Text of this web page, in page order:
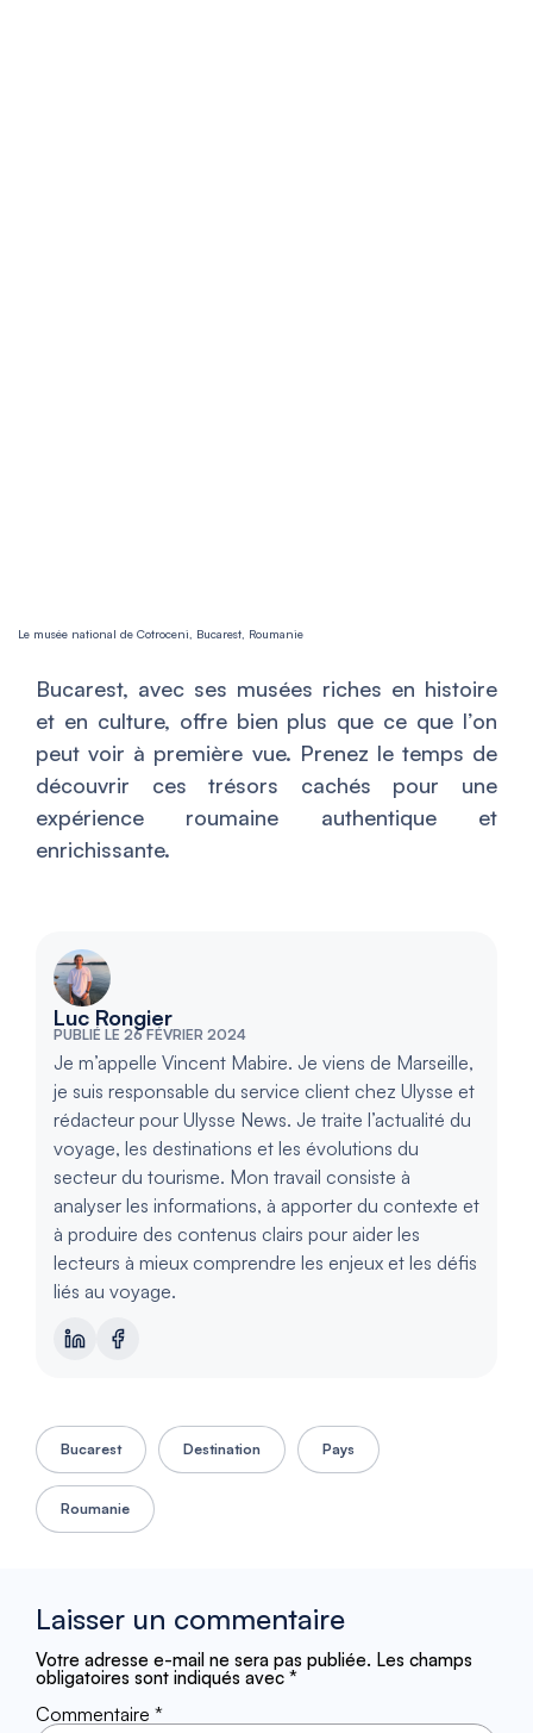
Le musée national de Cotroceni, Bucarest, Roumanie
Bucarest, avec ses musées riches en histoire
et en culture, offre bien plus que ce que l’on
peut voir à première vue. Prenez le temps de
découvrir ces trésors cachés pour une
expérience roumaine authentique et
enrichissante.
Luc Rongier
PUBLIÉ LE 26 FÉVRIER 2024
Je m’appelle Vincent Mabire. Je viens de Marseille,
je suis responsable du service client chez Ulysse et
rédacteur pour Ulysse News. Je traite l’actualité du
voyage, les destinations et les évolutions du
secteur du tourisme. Mon travail consiste à
analyser les informations, à apporter du contexte et
à produire des contenus clairs pour aider les
lecteurs à mieux comprendre les enjeux et les défis
liés au voyage.
Bucarest Destination Pays
Roumanie
Laisser un commentaire
Votre adresse e-mail ne sera pas publiée. Les champs
obligatoires sont indiqués avec *
Commentaire *